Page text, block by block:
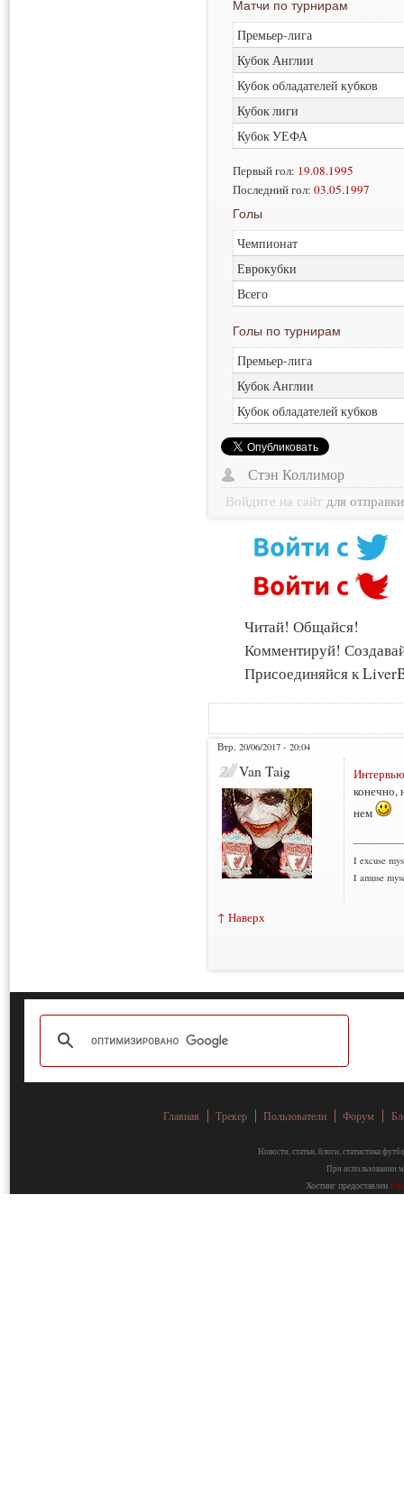
Матчи по турнирам
Премьер-лига
Кубок Англии
Кубок обладателей кубков
Кубок лиги
Кубок УЕФА
Первый гол: 19.08.1995
Последний гол: 03.05.1997
Голы
Чемпионат
Еврокубки
Всего
Голы по турнирам
Премьер-лига
Кубок Англии
Кубок обладателей кубков
Стэн Коллимор
Войдите на сайт для
Читай! Общайся!
Комментируй!
Присоединяйся к
Втр, 20/06/2017 - 20:04
Van Taig
конечно,
нем
I excuse
I amuse
↑ Наверх
Главная Трекер Пользователи Форум
Новости, статьи, блоги, статистика
При использовании
Хостинг предоставлен